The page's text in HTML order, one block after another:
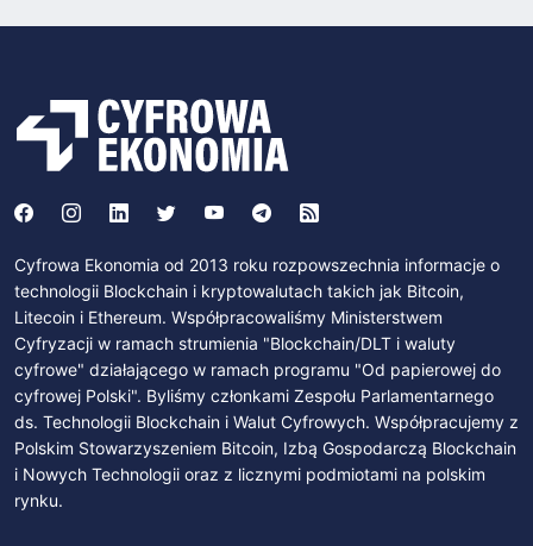
Cyfrowa Ekonomia od 2013 roku rozpowszechnia informacje o
technologii Blockchain i kryptowalutach takich jak Bitcoin,
Litecoin i Ethereum. Współpracowaliśmy Ministerstwem
Cyfryzacji w ramach strumienia "Blockchain/DLT i waluty
cyfrowe" działającego w ramach programu "Od papierowej do
cyfrowej Polski". Byliśmy członkami Zespołu Parlamentarnego
ds. Technologii Blockchain i Walut Cyfrowych. Współpracujemy z
Polskim Stowarzyszeniem Bitcoin, Izbą Gospodarczą Blockchain
i Nowych Technologii oraz z licznymi podmiotami na polskim
rynku.